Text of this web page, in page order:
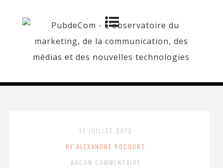
13 JUILLET 2012
BY ALEXANDRE ROCOURT
AUCUN COMMENTAIRE